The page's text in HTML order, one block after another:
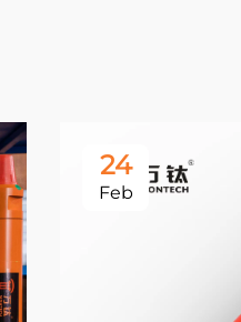
24
Feb